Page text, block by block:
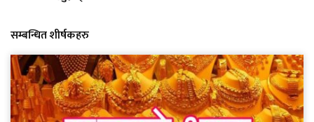
सम्बन्धित शीर्षकहरु